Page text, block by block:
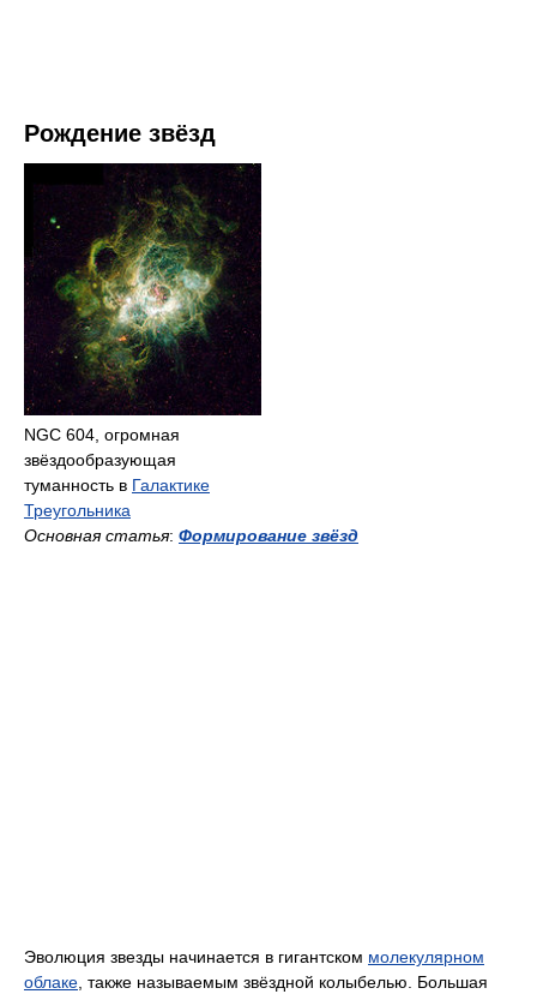
Рождение звёзд
NGC 604, огромная
звёздообразующая
туманность в Галактике
Треугольника
Основная статья: Формирование звёзд
Эволюция звезды начинается в гигантском молекулярном
облаке, также называемым звёздной колыбелью. Большая